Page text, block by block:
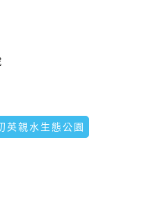
英親水生態公園